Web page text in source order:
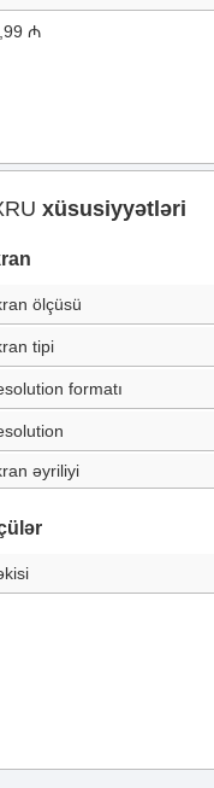
₼
xüsusiyyətləri
ölçüsü
tipi
formatı
əyriliyi